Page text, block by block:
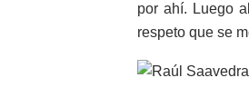
por ahí. Luego
respeto que se